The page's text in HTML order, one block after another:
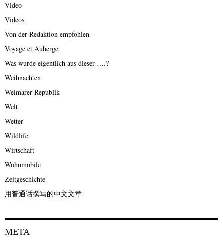
Video
Videos
Von der Redaktion empfohlen
Voyage et Auberge
Was wurde eigentlich aus dieser ….?
Weihnachten
Weimarer Republik
Welt
Wetter
Wildlife
Wirtschaft
Wohnmobile
Zeitgeschichte
用普通话撰写的中文文章
META